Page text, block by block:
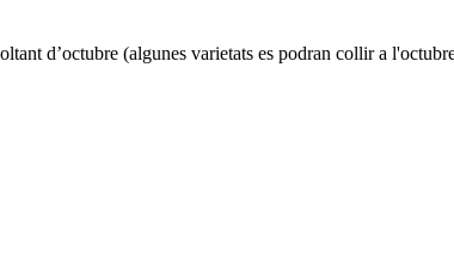
d’octubre (algunes varietats es podran collir a